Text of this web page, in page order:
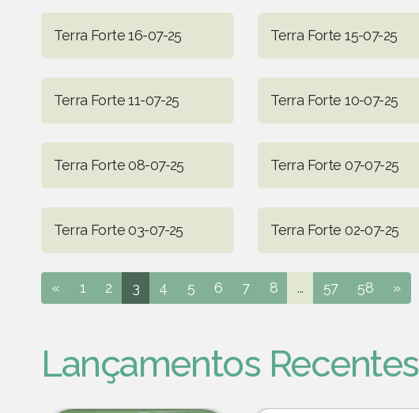
Terra Forte 16-07-25 Terra Forte 15-07-25
Terra Forte 11-07-25 Terra Forte 10-07-25
Terra Forte 08-07-25 Terra Forte 07-07-25
Terra Forte 03-07-25 Terra Forte 02-07-25
« 1 2 3 4 5 6 7 8 ... 57 58 »
Lançamentos Recentes